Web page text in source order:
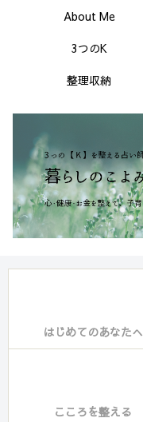
About Me
3つのK
整理収納
はじめてのあなたへ
こころを整える